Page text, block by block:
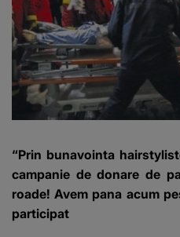
“Prin bunavointa
campanie de donare de
roade! Avem pana acum
participat